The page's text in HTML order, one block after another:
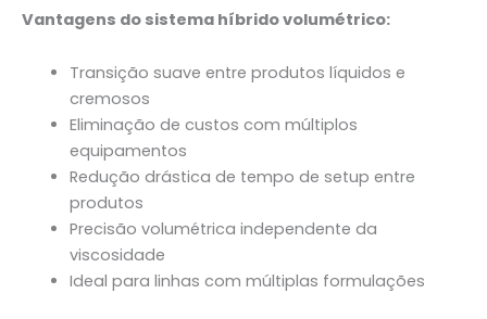
Vantagens do sistema híbrido volumétrico:
Transição suave entre produtos líquidos e
cremosos
Eliminação de custos com múltiplos
equipamentos
Redução drástica de tempo de setup entre
produtos
Precisão volumétrica independente da
viscosidade
Ideal para linhas com múltiplas formulações